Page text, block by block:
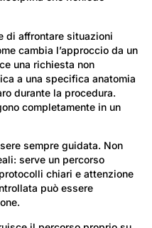
di affrontare situazioni
cambia l’approccio da un
una richiesta non
a una specifica anatomia
durante la procedura.
completamente in un
sempre guidata. Non
serve un percorso
chiari e attenzione
può essere